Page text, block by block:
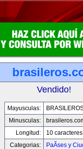
Vendido!
Mayusculas:
Minusculas:
Longitud:
10 caracteres
Categorias:
PaÃ­ses y